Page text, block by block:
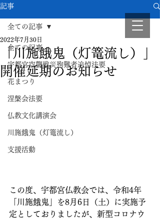
記事
全ての記事
宇都宮空襲戦災殉難者追悼法要
花まつり
涅槃会法要
仏教文化講演会
川施餓鬼（灯篭流し）
支援活動
全ての記事
「川施餓鬼（灯篭流し）」
開催延期のお知らせ
2022年7月30日
この度、宇都宮仏教会では、令和4年
「川施餓鬼」を8月6日（土）に実施予
定としておりましたが、新型コロナウ